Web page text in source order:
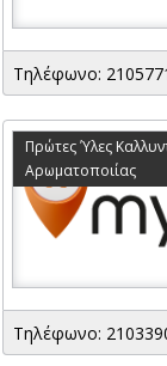
Τηλέφωνο:
Πρώτες Ύλες
Αρωματοποιίας
Τηλέφωνο: